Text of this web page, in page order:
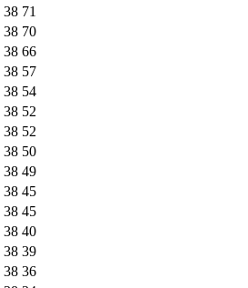
38 71
38 70
38 66
38 57
38 54
38 52
38 52
38 50
38 49
38 45
38 45
38 40
38 39
38 36